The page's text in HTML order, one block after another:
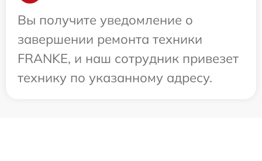
Вы получите уведомление о
завершении ремонта техники
FRANKE, и наш сотрудник привезет
технику по указанному адресу.